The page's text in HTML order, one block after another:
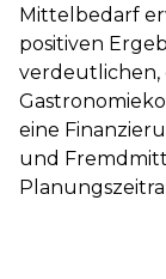
Mittelbedarf
positiven
verdeutlichen,
eine
und